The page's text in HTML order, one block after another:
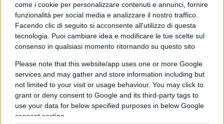
come i cookie per personalizzare contenuti e annunci, fornire
funzionalità per social media e analizzare il nostro traffico.
Facendo clic di seguito si acconsente all'utilizzo di questa
tecnologia. Puoi cambiare idea e modificare le tue scelte sul
consenso in qualsiasi momento ritornando su questo sito
Please note that this website/app uses one or more Google
services and may gather and store information including but
not limited to your visit or usage behaviour. You may click to
grant or deny consent to Google and its third-party tags to
use your data for below specified purposes in below Google
consent section.
Caos allo sbarco: anche la Spagna di
Sanchez manganella la Flotilla
diRedazione
23 Maggio 2026, 20:49